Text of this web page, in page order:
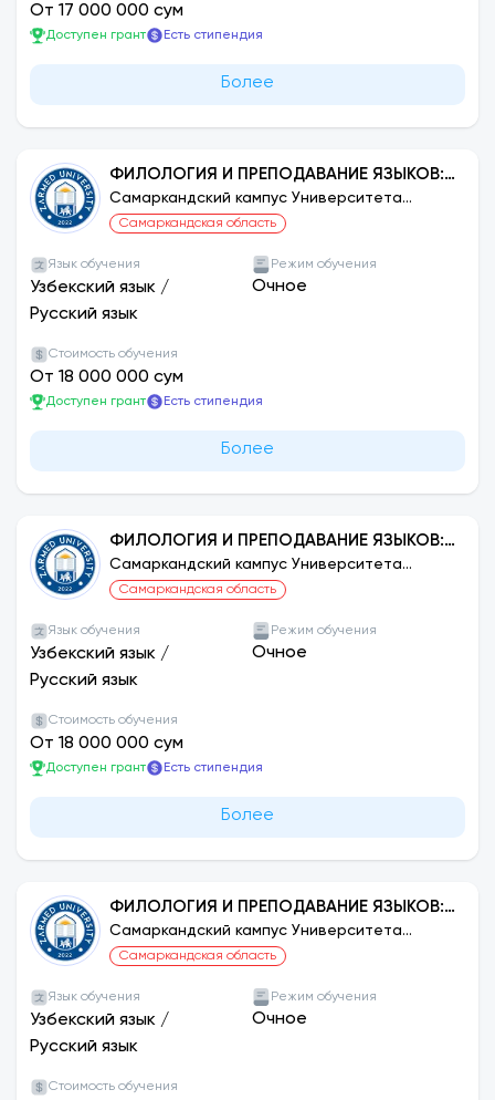
От 17 000 000 сум
Доступен грант Есть стипендия
Более
ФИЛОЛОГИЯ И ПРЕПОДАВАНИЕ ЯЗЫКОВ:
АНГЛИЙСКИЙ
Самаркандский кампус Университета
ЗАРМЕД
Самаркандская область
Язык обучения
Узбекский язык /
Русский язык
Режим обучения
Очное
Стоимость обучения
От 18 000 000 сум
Доступен грант Есть стипендия
Более
ФИЛОЛОГИЯ И ПРЕПОДАВАНИЕ ЯЗЫКОВ:
РУССКИЙ ЯЗЫК
Самаркандский кампус Университета
ЗАРМЕД
Самаркандская область
Язык обучения
Узбекский язык /
Русский язык
Режим обучения
Очное
Стоимость обучения
От 18 000 000 сум
Доступен грант Есть стипендия
Более
ФИЛОЛОГИЯ И ПРЕПОДАВАНИЕ ЯЗЫКОВ:
КОРЕЙСКИЙ
Самаркандский кампус Университета
ЗАРМЕД
Самаркандская область
Язык обучения
Узбекский язык /
Русский язык
Режим обучения
Очное
Стоимость обучения